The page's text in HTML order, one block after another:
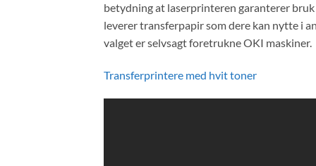
betydning at laserprinteren garanterer
leverer transferpapir som dere kan nytte i
valget er selvsagt foretrukne OKI maskiner.
Transferprintere med hvit toner